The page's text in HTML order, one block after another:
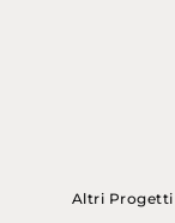
Altri Progetti